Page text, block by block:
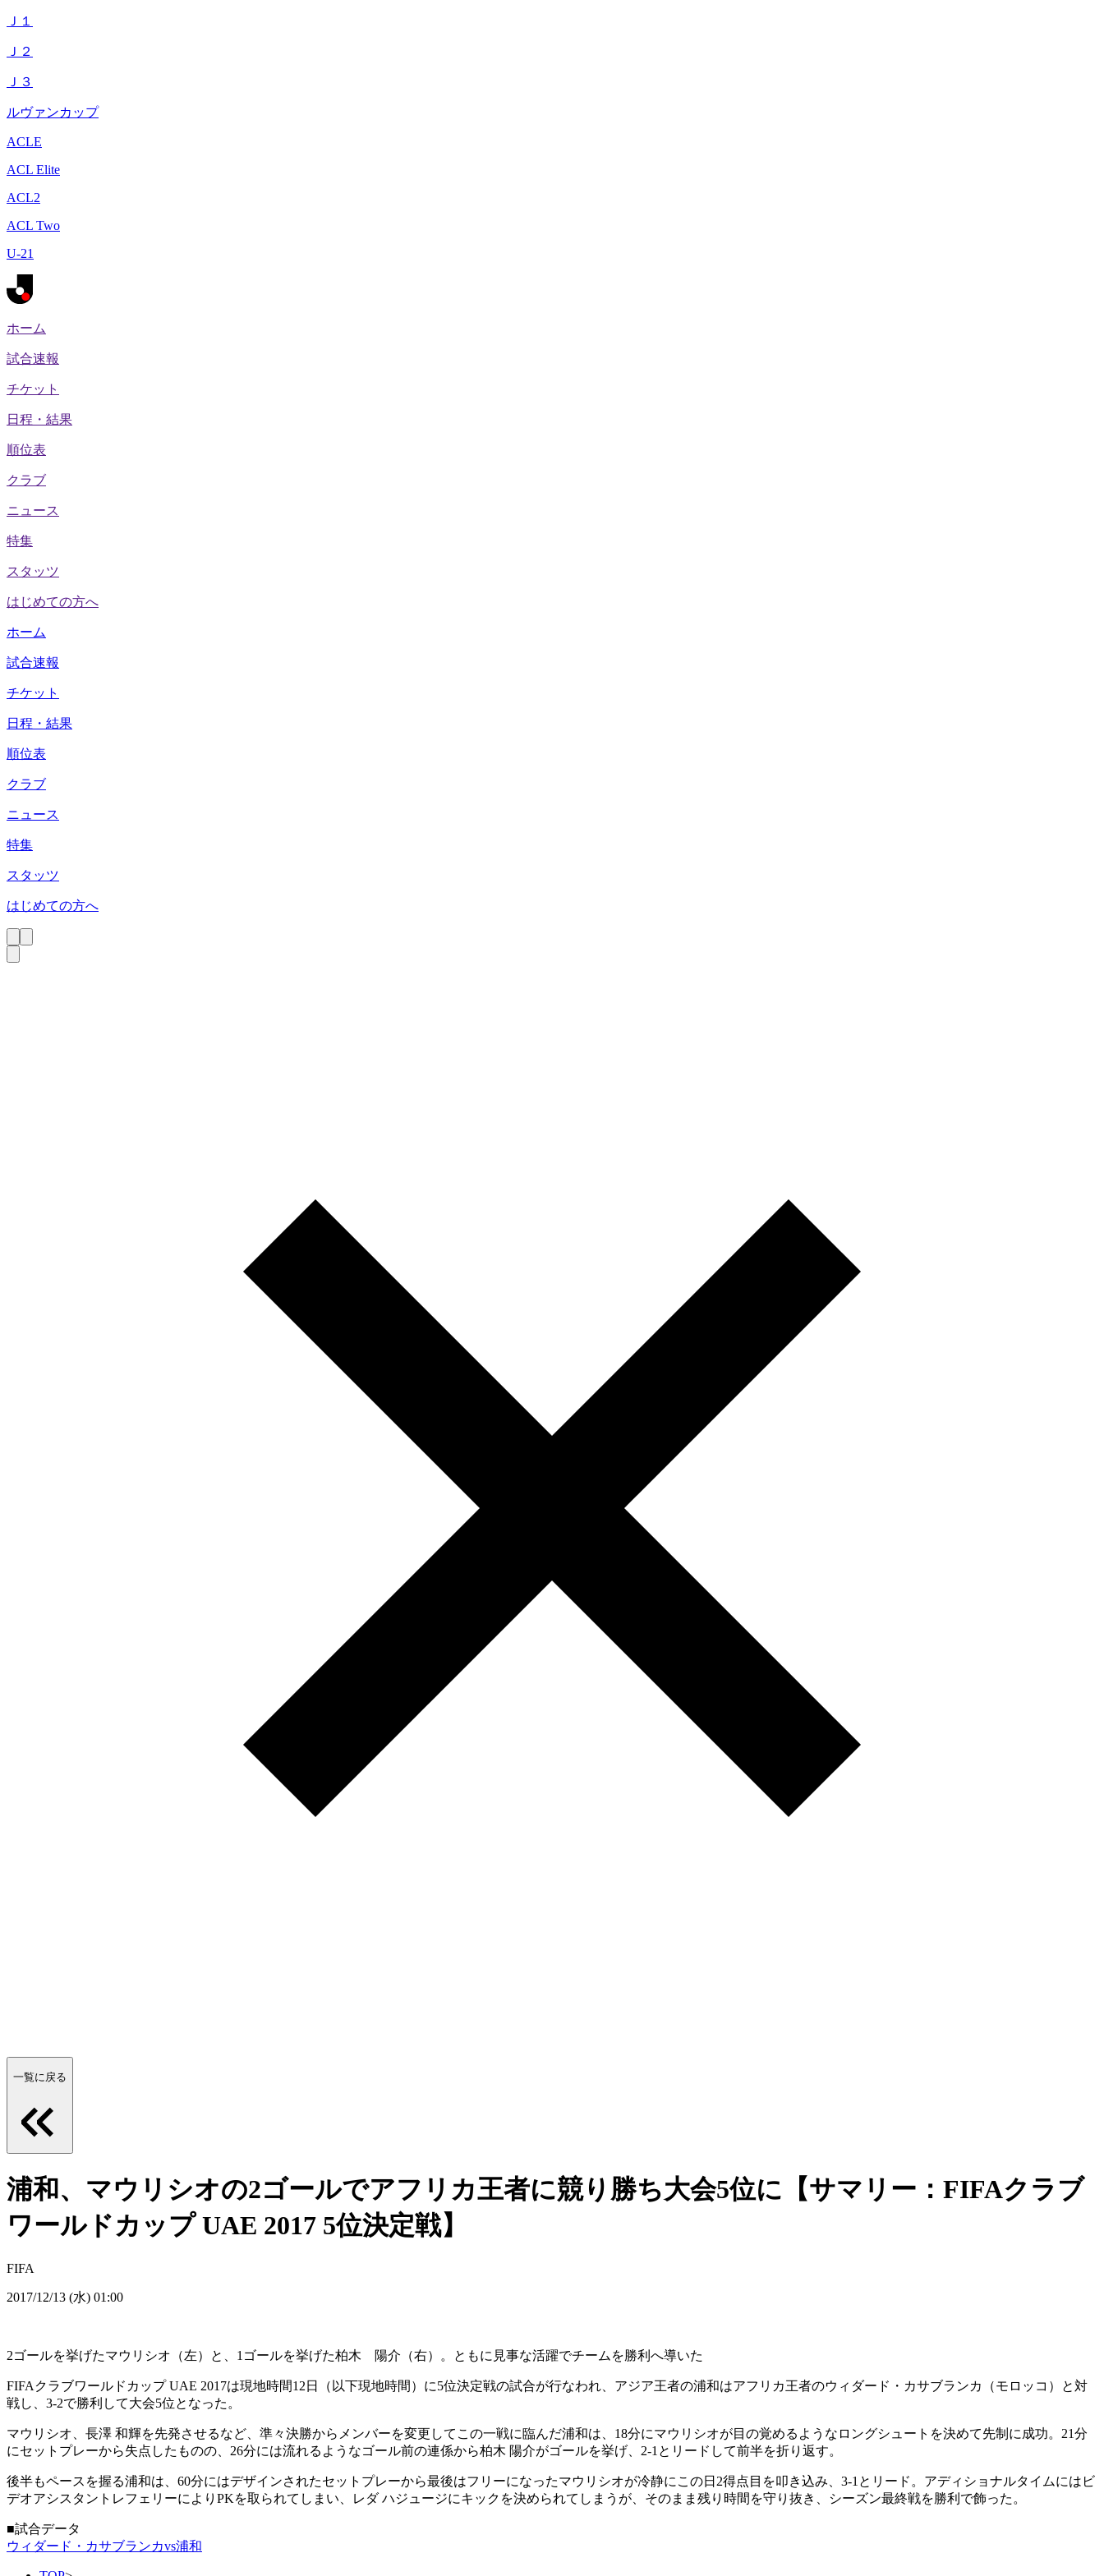
Ｊ１
Ｊ２
Ｊ３
ルヴァンカップ
ACLE
ACL Elite
ACL2
ACL Two
U-21
ホーム
試合速報
チケット
日程・結果
順位表
クラブ
ニュース
特集
スタッツ
はじめての方へ
ホーム
試合速報
チケット
日程・結果
順位表
クラブ
ニュース
特集
スタッツ
はじめての方へ
一覧に戻る
浦和、マウリシオの2ゴールでアフリカ王者に競り勝ち大会5位に【サマリー：FIFAクラブ
ワールドカップ UAE 2017 5位決定戦】
FIFA
2017/12/13 (水) 01:00
2ゴールを挙げたマウリシオ（左）と、1ゴールを挙げた柏木 陽介（右）。ともに見事な活躍でチームを勝利へ導いた
FIFAクラブワールドカップ UAE 2017は現地時間12日（以下現地時間）に5位決定戦の試合が行なわれ、アジア王者の浦和はアフリカ王者のウィダード・カサブランカ（モロッコ）と対
戦し、3-2で勝利して大会5位となった。
マウリシオ、長澤 和輝を先発させるなど、準々決勝からメンバーを変更してこの一戦に臨んだ浦和は、18分にマウリシオが目の覚めるようなロングシュートを決めて先制に成功。21分
にセットプレーから失点したものの、26分には流れるようなゴール前の連係から柏木 陽介がゴールを挙げ、2-1とリードして前半を折り返す。
後半もペースを握る浦和は、60分にはデザインされたセットプレーから最後はフリーになったマウリシオが冷静にこの日2得点目を叩き込み、3-1とリード。アディショナルタイムにはビ
デオアシスタントレフェリーによりPKを取られてしまい、レダ ハジュージにキックを決められてしまうが、そのまま残り時間を守り抜き、シーズン最終戦を勝利で飾った。
■試合データ
ウィダード・カサブランカvs浦和